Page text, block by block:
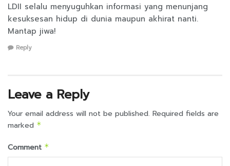
LDII selalu menyuguhkan informasi yang menunjang
kesuksesan hidup di dunia maupun akhirat nanti.
Mantap jiwa!
Reply
Leave a Reply
Your email address will not be published. Required fields are
marked *
Comment *